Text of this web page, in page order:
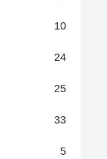
10
24
25
33
5